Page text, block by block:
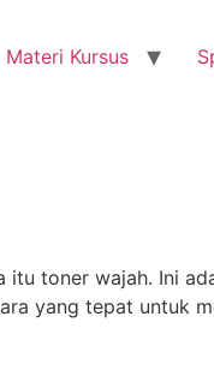
Materi Kursus
itu toner wajah. Ini
yang tepat untuk